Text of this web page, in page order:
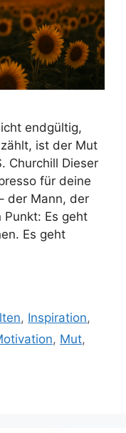
endgültig,
ist der Mut
Churchill Dieser
für deine
der Mann, der
Es geht
Es geht
, Inspiration,
, Mut,